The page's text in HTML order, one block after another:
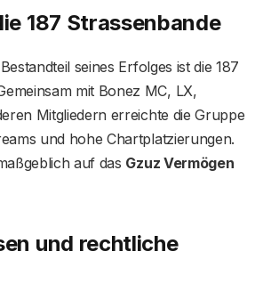
187 Strassenbande
seines Erfolges ist die 187
mit Bonez MC, LX,
Mitgliedern erreichte die Gruppe
und hohe Chartplatzierungen.
auf das Gzuz Vermögen
und rechtliche